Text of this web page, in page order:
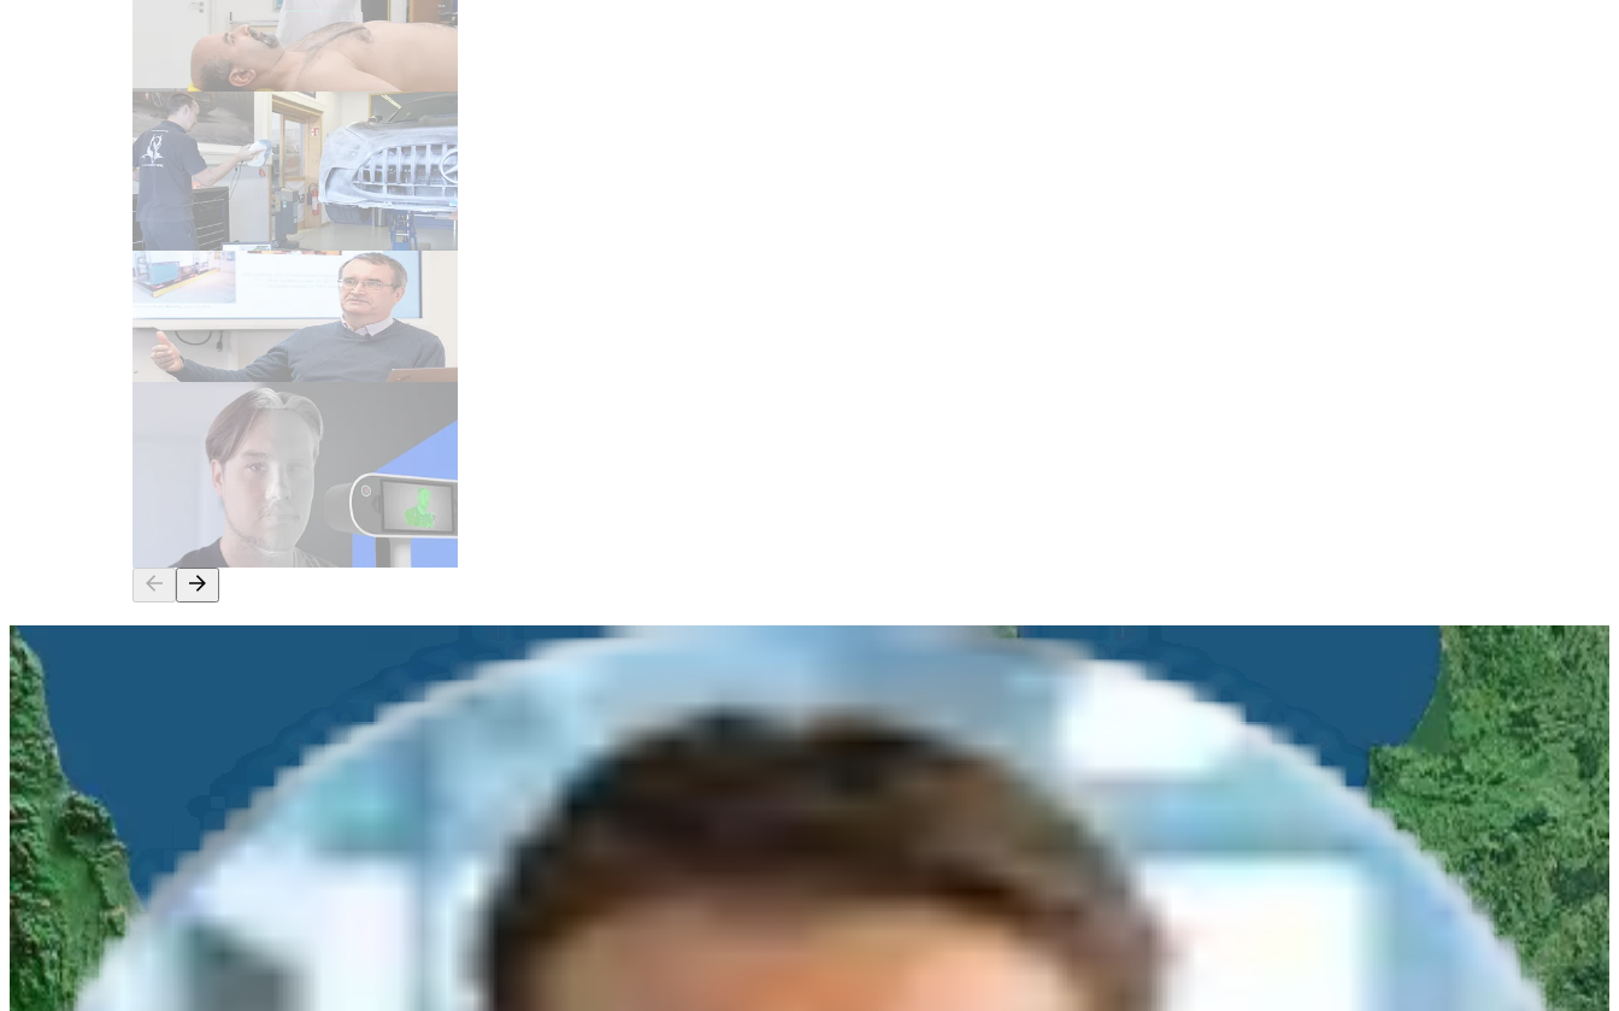
Medizin | Hilfsmittel für die
Strahlentherapie
Video
Scan-zu-CAD: Clay-Modelle
digitalisieren | Upgrade für den
Mercedes AMG GT Black Series
Video
Dr. Hans-Günther Moser über
3D Scan in der Forschung
3D Scannen von Personen? So
gelingt der perfekte
Personenscan mit Artec Eva &
Haben Sie Fragen?
Kontaktieren Sie uns für weitere Informationen zu diesem Thema.
Online Demo
Systemauswahl
persönlicher Ansprechpartner
Woran sind Sie interessiert?
Produktberatung
Produktvorführung
Infomaterial